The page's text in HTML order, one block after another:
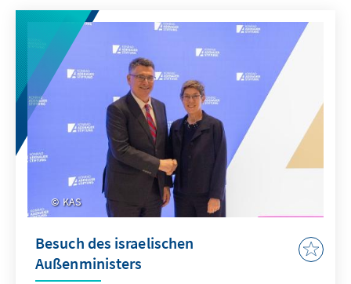
KAS
Besuch des israelischen
Außenministers